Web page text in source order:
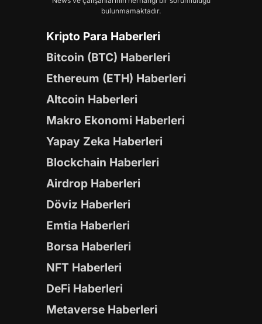
bulunmamaktadır.
Kripto Para Haberleri
Bitcoin (BTC) Haberleri
Ethereum (ETH) Haberleri
Altcoin Haberleri
Makro Ekonomi Haberleri
Yapay Zeka Haberleri
Blockchain Haberleri
Airdrop Haberleri
Döviz Haberleri
Emtia Haberleri
Borsa Haberleri
NFT Haberleri
DeFi Haberleri
Metaverse Haberleri